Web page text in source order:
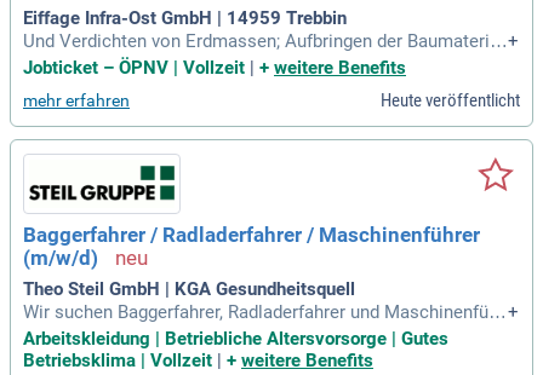
Eiffage Infra-Ost GmbH | 14959 Trebbin
Und Verdichten von Erdmassen; Aufbringen der Baumaterial
ien nach Plan; Herstellen von Randbefestigungen, Pflasterar
n Rohren aus Beton, Kunststoff oder Metall; Arbeiten mit Sp
ezialmaschinen, wie Bagger
+
Jobticket – ÖPNV | Vollzeit | + weitere Benefits
mehr erfahren Heute veröffentlicht
Baggerfahrer / Radladerfahrer / Maschinenführer
(m/w/d)
Theo Steil GmbH | KGA Gesundheitsquell
Wir suchen Baggerfahrer, Radladerfahrer und Maschinenführ
er (m/w/d) zur Verstärkung unseres Teams in Eberswalde, B
erlin und Trier. Ihre Aufgaben umfassen das Be- und Entlade
+
Arbeitskleidung | Betriebliche Altersvorsorge | Gutes
Betriebsklima | Vollzeit
+ weitere Benefits